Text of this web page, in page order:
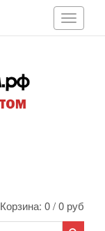
Toggle
Корзина: 0/0 руб